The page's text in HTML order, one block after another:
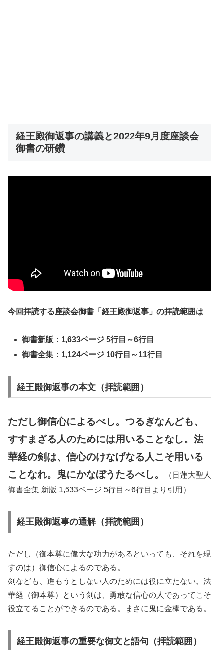
経王殿御返事の講義と2022年9月度座談会
御書の研鑽
今回拝読する座談会御書「経王殿御返事」の拝読範囲は
御書新版：1,633ページ 5行目～6行目
御書全集：1,124ページ 10行目～11行目
経王殿御返事の本文（拝読範囲）
ただし御信心によるべし。つるぎなんども、
すすまざる人のためには用いることなし。法
華経の剣は、信心のけなげなる人こそ用いる
ことなれ。鬼にかなぼうたるべし。
（日蓮大聖人
御書全集 新版 1,633ページ 5行目～6行目より引用）
経王殿御返事の通解（拝読範囲）
ただし（御本尊に偉大な功力があるといっても、それを現
すのは）御信心によるのである。
剣なども、進もうとしない人のためには役に立たない。法
華経（御本尊）という剣は、勇敢な信心の人であってこそ
役立てることができるのである。まさに鬼に金棒である。
経王殿御返事の重要な御文と語句（拝読範囲）